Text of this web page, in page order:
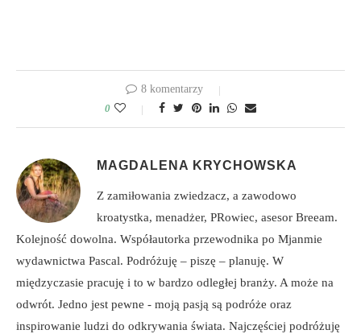
8 komentarzy
0
MAGDALENA KRYCHOWSKA
Z zamiłowania zwiedzacz, a zawodowo
kroatystka, menadżer, PRowiec, asesor Breeam.
Kolejność dowolna. Współautorka przewodnika po Mjanmie
wydawnictwa Pascal. Podróżuję – piszę – planuję. W
międzyczasie pracuję i to w bardzo odległej branży. A może na
odwrót. Jedno jest pewne - moją pasją są podróże oraz
inspirowanie ludzi do odkrywania świata. Najczęściej podróżuję